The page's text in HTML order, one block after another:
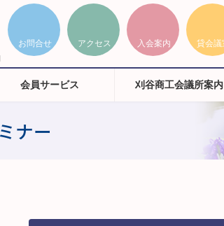
会員サービス 刈谷商工会議所案内
ナー